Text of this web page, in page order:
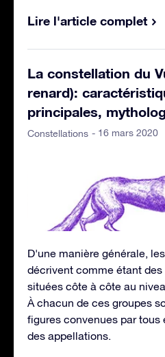
Lire l'article complet
La constellation du
renard):
principales,
Constellations - 16 mars 2020
D'une manière générale,
décrivent comme étant
situées côte à côte au
À chacun de ces groupes
figures convenues par
des appellations.